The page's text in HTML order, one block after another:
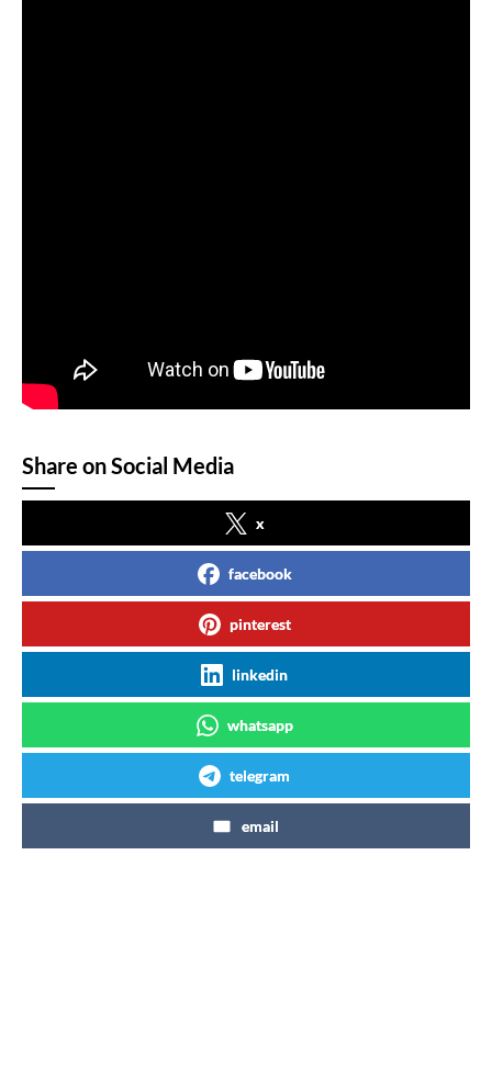
Share on Social Media
x
facebook
pinterest
linkedin
whatsapp
telegram
email